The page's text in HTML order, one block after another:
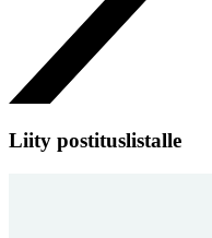
Liity postituslistalle